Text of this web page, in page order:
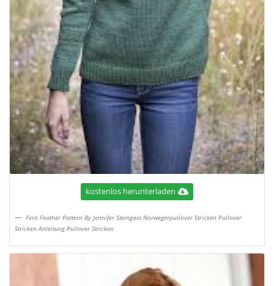
kostenlos herunterladen
Fern Feather Pattern By Jennifer Steingass Norwegerpullover Stricken Pullover
Stricken Anleitung Pullover Stricken